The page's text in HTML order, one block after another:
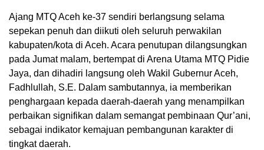
Ajang MTQ Aceh ke-37 sendiri berlangsung selama
sepekan penuh dan diikuti oleh seluruh perwakilan
kabupaten/kota di Aceh. Acara penutupan dilangsungkan
pada Jumat malam, bertempat di Arena Utama MTQ Pidie
Jaya, dan dihadiri langsung oleh Wakil Gubernur Aceh,
Fadhlullah, S.E. Dalam sambutannya, ia memberikan
penghargaan kepada daerah-daerah yang menampilkan
perbaikan signifikan dalam semangat pembinaan Qur’ani,
sebagai indikator kemajuan pembangunan karakter di
tingkat daerah.